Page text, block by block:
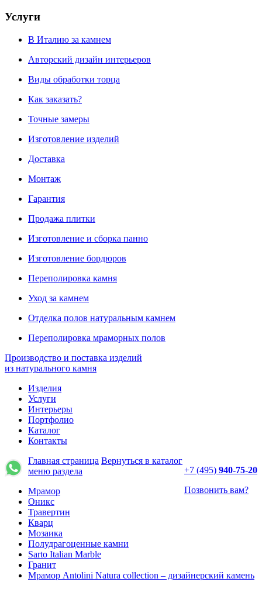
Услуги
В Италию за камнем
Авторский дизайн интерьеров
Виды обработки торца
Как заказать?
Точные замеры
Изготовление изделий
Доставка
Монтаж
Гарантия
Продажа плитки
Изготовление и сборка панно
Изготовление бордюров
Переполировка камня
Уход за камнем
Отделка полов натуральным камнем
Переполировка мраморных полов
Производство и поставка изделий
из натурального камня
Изделия
Услуги
Интерьеры
Портфолио
Каталог
Контакты
+7 (495) 940-75-20
Позвонить вам?
Главная страница Вернуться в каталог
меню раздела
Мрамор
Оникс
Травертин
Кварц
Мозаика
Полудрагоценные камни
Sarto Italian Marble
Гранит
Мрамор Antolini Natura collection – дизайнерский камень